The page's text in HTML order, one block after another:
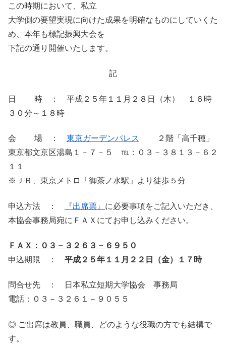
この時期において、私立
大学側の要望実現に向けた成果を明確なものにしていくた
め、本年も標記振興大会を
下記の通り開催いたします。
記
日 時 ： 平成２５年１１月２８日（木） １６時
３０分～１８時
会 場 ： 東京ガーデンパレス
２階「高千穂」
東京都文京区湯島１－７－５ ℡：０３－３８１３－６２
１１
※ＪＲ、東京メトロ「御茶ノ水駅」より徒歩５分
申込方法 ： 『出席票』 に必要事項をご記入いただき、
本協会事務局宛にＦＡＸにてお申し込みください。
ＦＡＸ：０３－３２６３－６９５０
申込期限 ： 平成２５年１１月２２日（金）１７時
問合せ先 ： 日本私立短期大学協会 事務局
電話：０３－３２６１－９０５５
◎ ご出席は教員、職員、どのような役職の方でも結構で
す。